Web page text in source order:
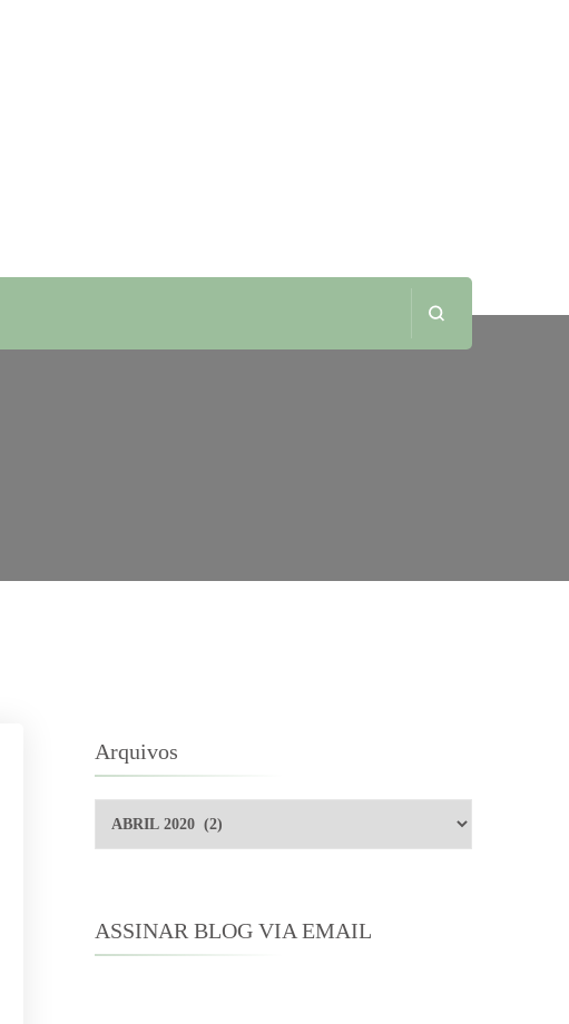
Arquivos
Arquivos
ASSINAR BLOG VIA EMAIL